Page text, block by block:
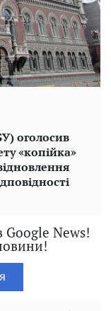
оголосив
«копійка»
News!